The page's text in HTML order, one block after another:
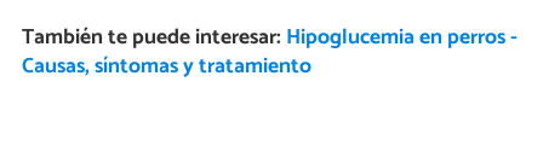
También te puede interesar: Hipoglucemia en perros -
Causas, síntomas y tratamiento